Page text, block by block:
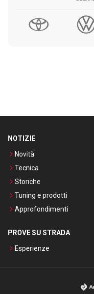
NOTIZIE
Novità
Tecnica
Storiche
Tuning e prodotti
Approfondimenti
PROVE SU STRADA
Esperienze